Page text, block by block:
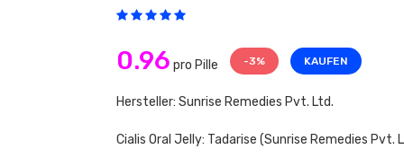
0.96 pro Pille -3% KAUFEN
Hersteller: Sunrise Remedies Pvt. Ltd.
Cialis Oral Jelly: Tadarise (Sunrise Remedies Pvt.